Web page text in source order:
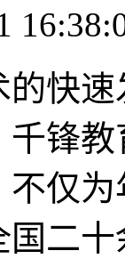
速
锋
仅
二